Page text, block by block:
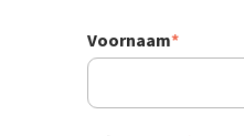
Voornaam*